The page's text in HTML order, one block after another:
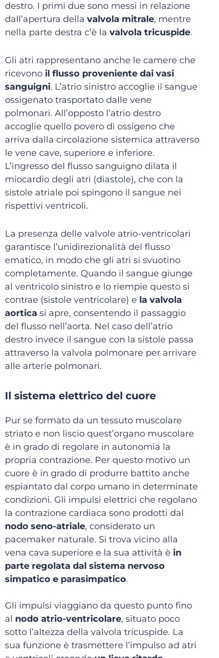
destro. I primi due sono messi in relazione
dall’apertura della valvola mitrale, mentre
nella parte destra c’è la valvola tricuspide.
Gli atri rappresentano anche le camere che
ricevono il flusso proveniente dai vasi
sanguigni. L’atrio sinistro accoglie il sangue
ossigenato trasportato dalle vene
polmonari. All’opposto l’atrio destro
accoglie quello povero di ossigeno che
arriva dalla circolazione sistemica attraverso
le vene cave, superiore e inferiore.
L’ingresso del flusso sanguigno dilata il
miocardio degli atri (diastole), che con la
sistole atriale poi spingono il sangue nei
rispettivi ventricoli.
La presenza delle valvole atrio-ventricolari
garantisce l’unidirezionalità del flusso
ematico, in modo che gli atri si svuotino
completamente. Quando il sangue giunge
al ventricolo sinistro e lo riempie questo si
contrae (sistole ventricolare) e la valvola
aortica si apre, consentendo il passaggio
del flusso nell’aorta. Nel caso dell’atrio
destro invece il sangue con la sistole passa
attraverso la valvola polmonare per arrivare
alle arterie polmonari.
Il sistema elettrico del cuore
Pur se formato da un tessuto muscolare
striato e non liscio quest’organo muscolare
è in grado di regolare in autonomia la
propria contrazione. Per questo motivo un
cuore è in grado di produrre battito anche
espiantato dal corpo umano in determinate
condizioni. Gli impulsi elettrici che regolano
la contrazione cardiaca sono prodotti dal
nodo seno-atriale, considerato un
pacemaker naturale. Si trova vicino alla
vena cava superiore e la sua attività è in
parte regolata dal sistema nervoso
simpatico e parasimpatico.
Gli impulsi viaggiano da questo punto fino
al nodo atrio-ventricolare, situato poco
sotto l’altezza della valvola tricuspide. La
sua funzione è trasmettere l’impulso ad atri